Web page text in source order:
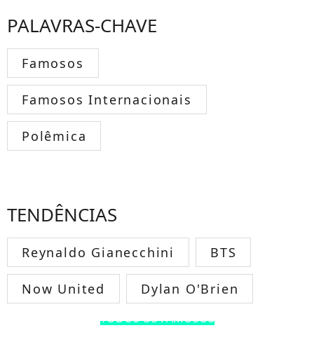
PALAVRAS-CHAVE
Famosos
Famosos Internacionais
Polêmica
TENDÊNCIAS
Reynaldo Gianecchini BTS
Now United Dylan O'Brien
TODOS OS FAMOSOS